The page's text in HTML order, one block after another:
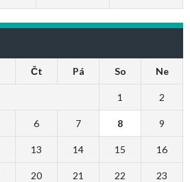
Čt Pá So Ne
1 2
6 7 8 9
13 14 15 16
20 21 22 23